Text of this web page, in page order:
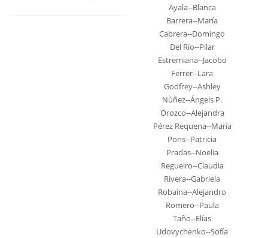
Ayala--Blanca
Barrera--María
Cabrera--Domingo
Del Río--Pilar
Estremiana--Jacobo
Ferrer--Lara
Godfrey--Ashley
Núñez--Ángels P.
Orozco--Alejandra
Pérez Requena--María
Pons--Patricia
Pradas--Noelia
Regueiro--Claudia
Rivera--Gabriela
Robaina--Alejandro
Romero--Paula
Taño--Elías
Udovychenko--Sofía